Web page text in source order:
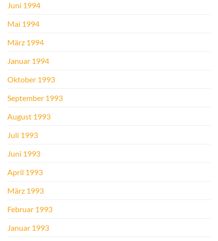
Juni 1994
Mai 1994
März 1994
Januar 1994
Oktober 1993
September 1993
August 1993
Juli 1993
Juni 1993
April 1993
März 1993
Februar 1993
Januar 1993